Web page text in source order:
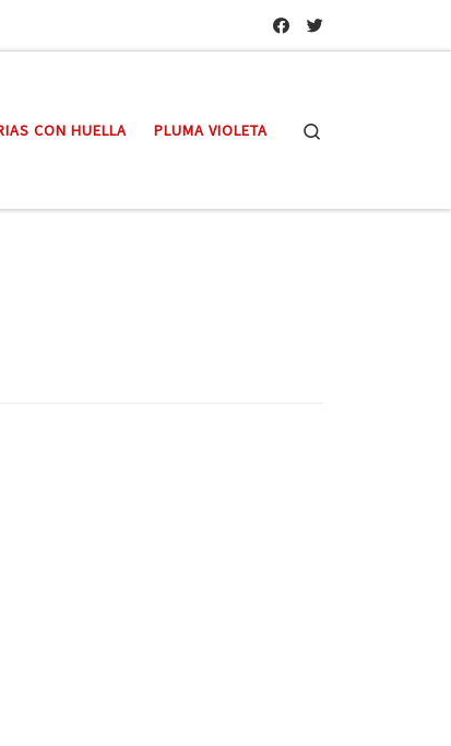
CON HUELLA PLUMA VIOLETA